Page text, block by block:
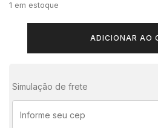
1 em estoque
ADICIONAR AO
Simulação de frete